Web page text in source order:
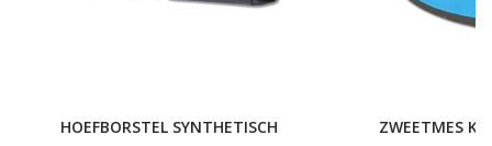
HOEFBORSTEL SYNTHETISCH ZWEETMES